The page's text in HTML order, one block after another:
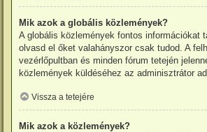
Mik azok a globális közlemények?
A globális közlemények fontos információkat
olvasd el őket valahányszor csak tudod. A
vezérlőpultban és minden fórum tetején
közlemények küldéséhez az adminisztrátor
Vissza a tetejére
Mik azok a közlemények?